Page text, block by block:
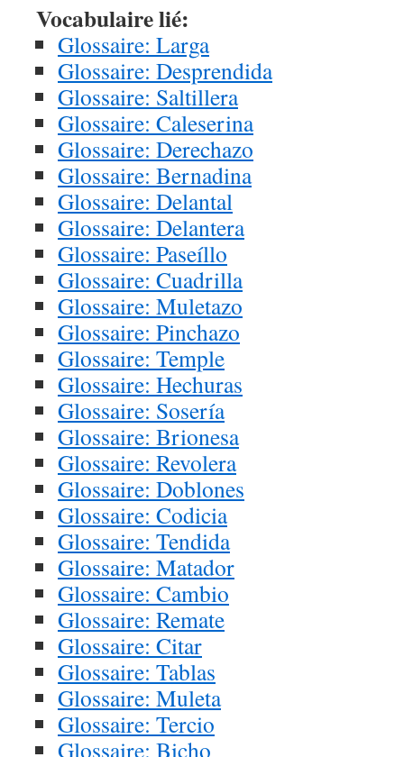
Vocabulaire lié:
Glossaire: Larga
Glossaire: Desprendida
Glossaire: Saltillera
Glossaire: Caleserina
Glossaire: Derechazo
Glossaire: Bernadina
Glossaire: Delantal
Glossaire: Delantera
Glossaire: Paseíllo
Glossaire: Cuadrilla
Glossaire: Muletazo
Glossaire: Pinchazo
Glossaire: Temple
Glossaire: Hechuras
Glossaire: Sosería
Glossaire: Brionesa
Glossaire: Revolera
Glossaire: Doblones
Glossaire: Codicia
Glossaire: Tendida
Glossaire: Matador
Glossaire: Cambio
Glossaire: Remate
Glossaire: Citar
Glossaire: Tablas
Glossaire: Muleta
Glossaire: Tercio
Glossaire: Bicho